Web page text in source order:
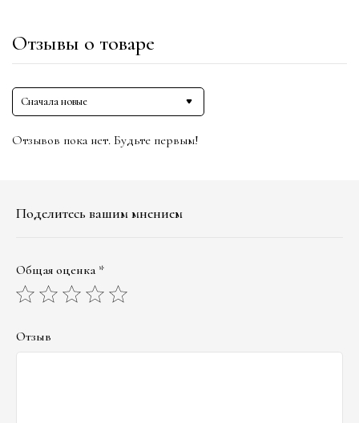
Отзывы о товаре
Сначала новые
Отзывов пока нет. Будьте первым!
Поделитесь вашим мнением
Общая оценка *
Отзыв